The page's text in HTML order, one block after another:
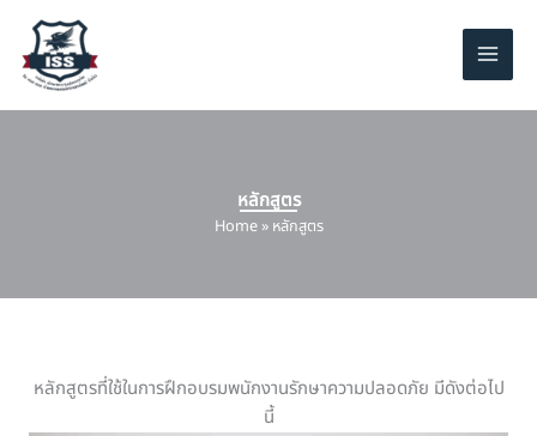
content
หลักสูตร
Home» หลักสูตร
หลักสูตรที่ใช้ในการฝึกอบรมพนักงานรักษาความปลอดภัย มีดังต่อไป
นี้